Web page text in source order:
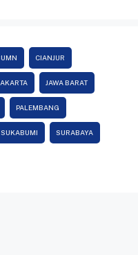
CIANJUR
JAWA BARAT
PALEMBANG
SUKABUMI SURABAYA